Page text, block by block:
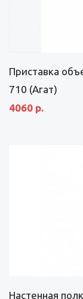
Приставка
710 (Агат)
4060 р.
Настенная